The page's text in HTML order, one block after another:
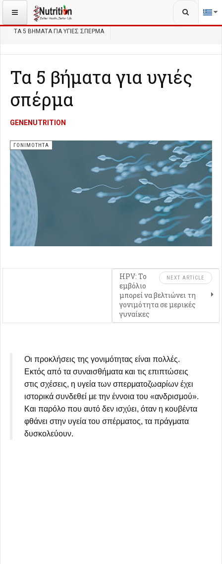
ΒΡΊΣΚΕΣΤΕ ΕΔΏ:
ΤΑ 5 ΒΉΜΑΤΑ ΓΙΑ ΥΓΙΈΣ ΣΠΈΡΜΑ
Τα 5 βήματα για υγιές
σπέρμα
GENENUTRITION
ΓΟΝΙΜΌΤΗΤΑ
NEXT ARTICLE
HPV: Το
εμβόλιο
μπορεί να βελτιώνει τη
γονιμότητα σε μερικές
γυναίκες
Οι προκλήσεις της γονιμότητας είναι πολλές.
Εκτός από τα συναισθήματα και τις επιπτώσεις
στις σχέσεις, η υγεία των σπερματοζωαρίων έχει
ιστορικά συνδεθεί με την έννοια του «ανδρισμού».
Και παρόλο που αυτό δεν ισχύει, όταν η κουβέντα
φθάνει στην υγεία του σπέρματος, τα πράγματα
δυσκολεύουν.